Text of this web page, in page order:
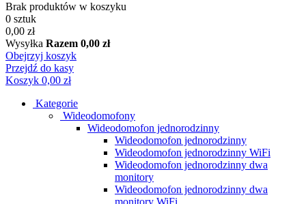
Brak produktów w koszyku
0 sztuk
0,00 zł
Wysyłka Razem 0,00 zł
Obejrzyj koszyk
Przejdź do kasy
Koszyk 0,00 zł
Kategorie
Wideodomofony
Wideodomofon jednorodzinny
Wideodomofon jednorodzinny
Wideodomofon jednorodzinny WiFi
Wideodomofon jednorodzinny dwa
monitory
Wideodomofon jednorodzinny dwa